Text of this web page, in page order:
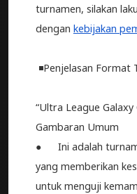
turnamen, silakan
dengan kebijakan
◾️Penjelasan Format
“Ultra League Galaxy
Gambaran Umum
● Ini adalah
yang memberikan
untuk menguji